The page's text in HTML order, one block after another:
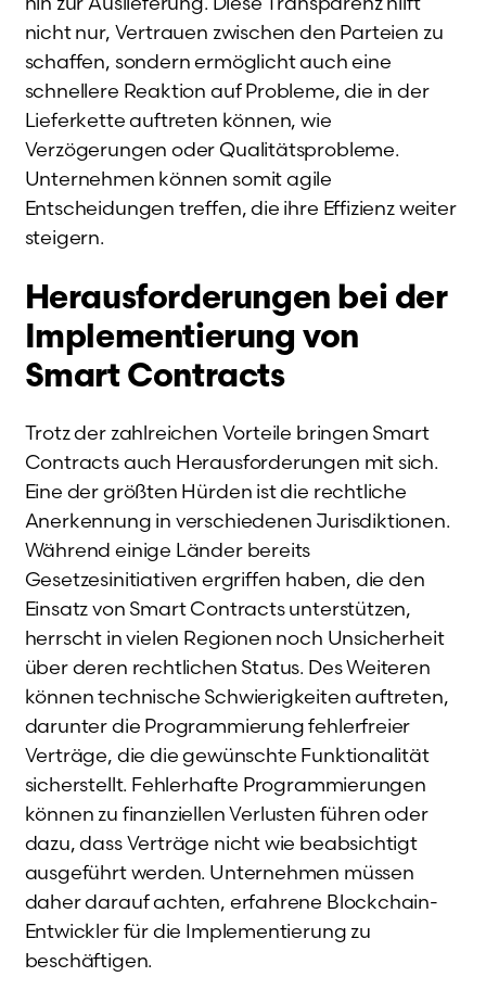
nicht nur, Vertrauen zwischen den Parteien zu
schaffen, sondern ermöglicht auch eine
schnellere Reaktion auf Probleme, die in der
Lieferkette auftreten können, wie
Verzögerungen oder Qualitätsprobleme.
Unternehmen können somit agile
Entscheidungen treffen, die ihre Effizienz weiter
steigern.
Herausforderungen bei der
Implementierung von
Smart Contracts
Trotz der zahlreichen Vorteile bringen Smart
Contracts auch Herausforderungen mit sich.
Eine der größten Hürden ist die rechtliche
Anerkennung in verschiedenen Jurisdiktionen.
Während einige Länder bereits
Gesetzesinitiativen ergriffen haben, die den
Einsatz von Smart Contracts unterstützen,
herrscht in vielen Regionen noch Unsicherheit
über deren rechtlichen Status. Des Weiteren
können technische Schwierigkeiten auftreten,
darunter die Programmierung fehlerfreier
Verträge, die die gewünschte Funktionalität
sicherstellt. Fehlerhafte Programmierungen
können zu finanziellen Verlusten führen oder
dazu, dass Verträge nicht wie beabsichtigt
ausgeführt werden. Unternehmen müssen
daher darauf achten, erfahrene Blockchain-
Entwickler für die Implementierung zu
beschäftigen.